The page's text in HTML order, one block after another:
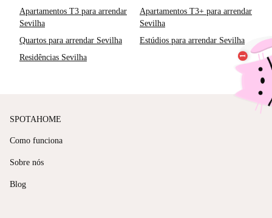
Apartamentos T3 para arrendar
Sevilha
Apartamentos T3+ para arrendar
Sevilha
Quartos para arrendar Sevilha
Estúdios para arrendar Sevilha
Residências Sevilha
SPOTAHOME
Como funciona
Sobre nós
Blog